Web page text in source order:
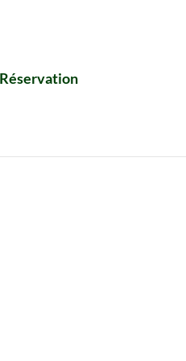
Réservation